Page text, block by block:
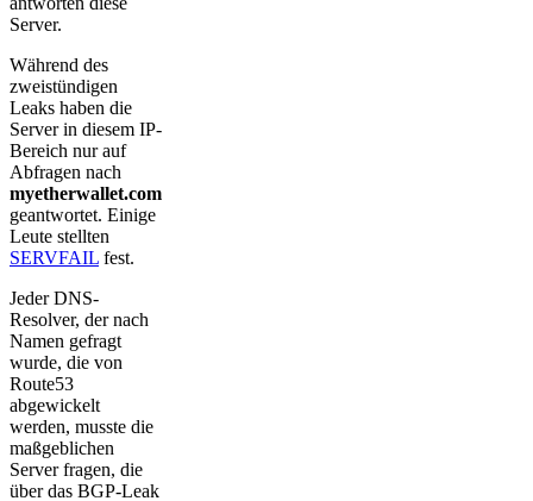
Server.
Während des
zweistündigen
Leaks haben die
Server in diesem IP-
Bereich nur auf
Abfragen nach
myetherwallet.com
geantwortet. Einige
Leute stellten
SERVFAIL fest.
Jeder DNS-
Resolver, der nach
Namen gefragt
wurde, die von
Route53
abgewickelt
werden, musste die
maßgeblichen
Server fragen, die
über das BGP-Leak